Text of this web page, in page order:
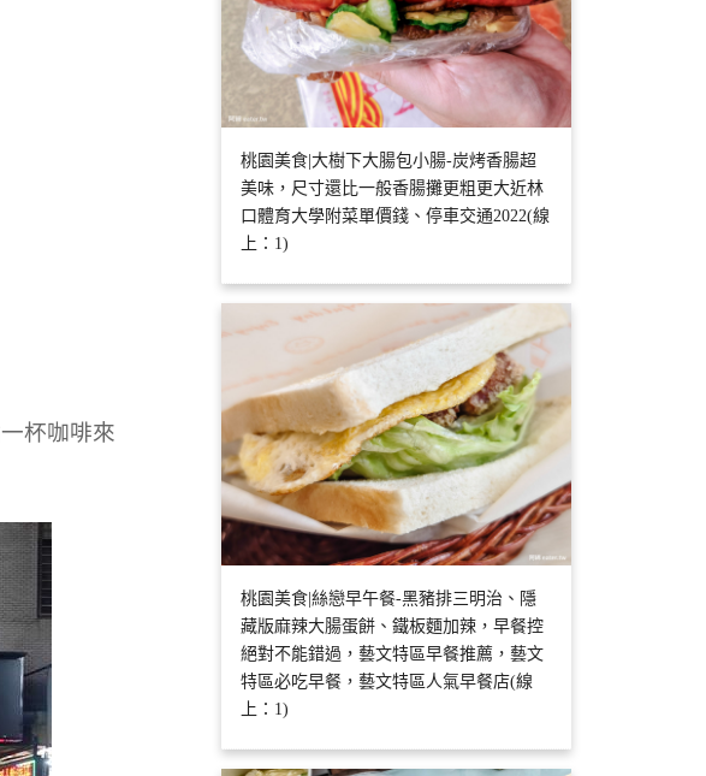
杯咖啡來
桃園美食|大樹下大腸包小腸-炭烤香腸超
美味，尺寸還比一般香腸攤更粗更大近林
口體育大學附菜單價錢、停車交通2022(線
上：1)
桃園美食|絲戀早午餐-黑豬排三明治、隱
藏版麻辣大腸蛋餅、鐵板麵加辣，早餐控
絕對不能錯過，藝文特區早餐推薦，藝文
特區必吃早餐，藝文特區人氣早餐店(線
上：1)